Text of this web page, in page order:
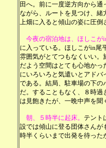
田へ。前に一度逆方向から
ながら、ルートを見つけ、
上畑に入ると傾山の姿に圧
今夜の宿泊地は、ほしこが
に入っている。ほしこがin尾
雰囲気がとてつもなくいい
だよう空間はとても心地か
にいろいろと気遣いとアド
である。結局、駐車場の下
だ。することもなく、８時
は見飽きたが、一晩中声を
朝、５時半に起床。 テント
設では傾山に登る団体さん
時半くらいまで出発を待っ